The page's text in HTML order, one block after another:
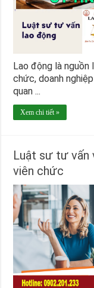
Lao động là
chức, doanh
quan ...
Xem chi tiết »
Luật sư tư vấn
viên chức